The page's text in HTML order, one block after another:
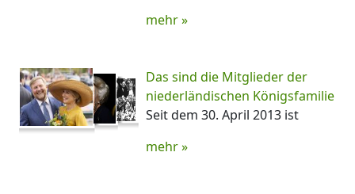
mehr »
Das sind die Mitglieder der
niederländischen Königsfamilie
Seit dem 30. April 2013 ist
mehr »